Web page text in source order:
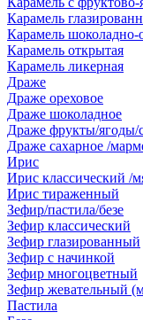
Карамель
Карамель шоколадно-
Карамель открытая
Карамель ликерная
Драже
Драже ореховое
Драже шоколадное
Драже фрукты/ягоды/
Драже сахарное /
Ирис
Ирис классический /
Ирис тираженный
Зефир/пастила/безе
Зефир классический
Зефир глазированный
Зефир с начинкой
Зефир многоцветный
Зефир жевательный
Пастила